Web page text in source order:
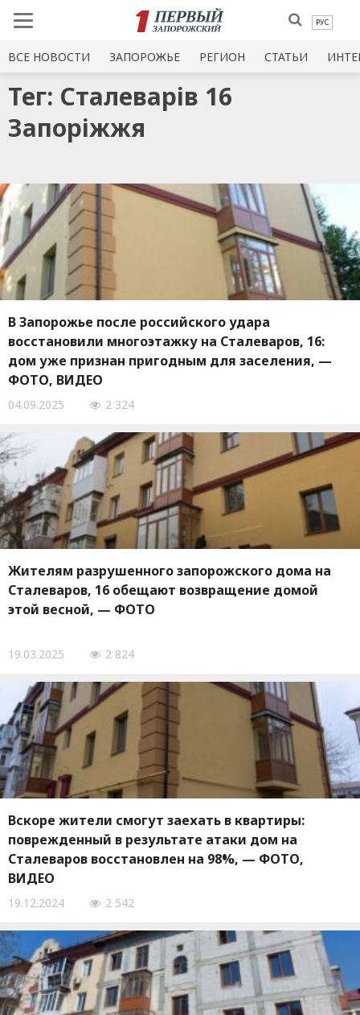
РУС
ВСЕ НОВОСТИ ЗАПОРОЖЬЕ РЕГИОН СТАТЬИ
Тег: Сталеварів 16
Запоріжжя
В Запорожье после российского удара
восстановили многоэтажку на Сталеваров, 16:
дом уже признан пригодным для заселения, —
ФОТО, ВИДЕО
04.09.2025 2 324
Жителям разрушенного запорожского дома на
Сталеваров, 16 обещают возвращение домой
этой весной, — ФОТО
19.03.2025 2 824
Вскоре жители смогут заехать в квартиры:
поврежденный в результате атаки дом на
Сталеваров восстановлен на 98%, — ФОТО,
ВИДЕО
19.12.2024 2 542